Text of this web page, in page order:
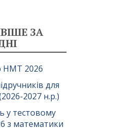
ЗА
НМТ 2026
для
2027 н.р.)
у тестовому
з математики